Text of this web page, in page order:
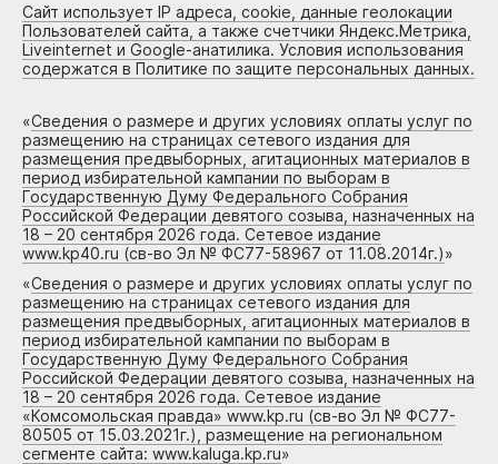
Сайт использует IP адреса, cookie, данные геолокации
Пользователей сайта, а также счетчики Яндекс.Метрика,
Liveinternet и Google-анатилика. Условия использования
содержатся в Политике по защите персональных данных.
«Сведения о размере и других условиях оплаты услуг по
размещению на страницах сетевого издания для
размещения предвыборных, агитационных материалов в
период избирательной кампании по выборам в
Государственную Думу Федерального Собрания
Российской Федерации девятого созыва, назначенных на
18 – 20 сентября 2026 года. Сетевое издание
www.kp40.ru (св-во Эл № ФС77-58967 от 11.08.2014г.)»
«Сведения о размере и других условиях оплаты услуг по
размещению на страницах сетевого издания для
размещения предвыборных, агитационных материалов в
период избирательной кампании по выборам в
Государственную Думу Федерального Собрания
Российской Федерации девятого созыва, назначенных на
18 – 20 сентября 2026 года. Сетевое издание
«Комсомольская правда» www.kp.ru (св-во Эл № ФС77-
80505 от 15.03.2021г.), размещение на региональном
сегменте сайта: www.kaluga.kp.ru»